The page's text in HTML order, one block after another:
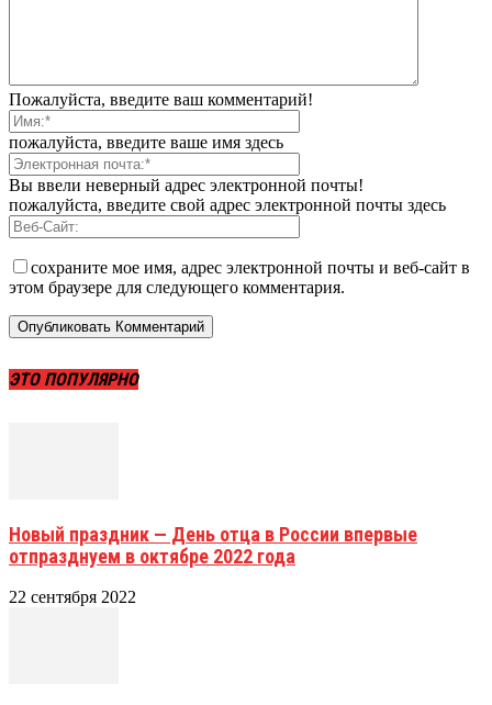
Пожалуйста, введите ваш комментарий!
пожалуйста, введите ваше имя здесь
Вы ввели неверный адрес электронной почты!
пожалуйста, введите свой адрес электронной почты здесь
сохраните мое имя, адрес электронной почты и веб-сайт в
этом браузере для следующего комментария.
ЭТО ПОПУЛЯРНО
Новый праздник — День отца в России впервые
отпразднуем в октябре 2022 года
22 сентября 2022